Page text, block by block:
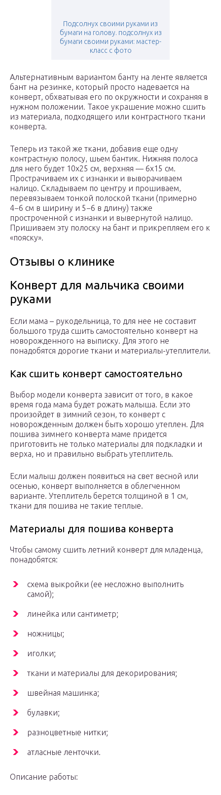
Подсолнух своими руками из
бумаги на голову. подсолнух из
бумаги своими руками: мастер-
класс с фото
Альтернативным вариантом банту на ленте является
бант на резинке, который просто надевается на
конверт, обхватывая его по окружности и сохраняя в
нужном положении. Такое украшение можно сшить
из материала, подходящего или контрастного ткани
конверта.
Теперь из такой же ткани, добавив еще одну
контрастную полосу, шьем бантик. Нижняя полоса
для него будет 10х25 см, верхняя — 6х15 см.
Прострачиваем их с изнанки и выворачиваем
налицо. Складываем по центру и прошиваем,
перевязываем тонкой полоской ткани (примерно
4−6 см в ширину и 5−6 в длину) также
простроченной с изнанки и вывернутой налицо.
Пришиваем эту полоску на бант и прикрепляем его к
«пояску».
Отзывы о клинике
Конверт для мальчика своими
руками
Если мама – рукодельница, то для нее не составит
большого труда сшить самостоятельно конверт на
новорожденного на выписку. Для этого не
понадобятся дорогие ткани и материалы-утеплители.
Как сшить конверт самостоятельно
Выбор модели конверта зависит от того, в какое
время года мама будет рожать малыша. Если это
произойдет в зимний сезон, то конверт с
новорожденным должен быть хорошо утеплен. Для
пошива зимнего конверта маме придется
приготовить не только материалы для подкладки и
верха, но и правильно выбрать утеплитель.
Если малыш должен появиться на свет весной или
осенью, конверт выполняется в облегченном
варианте. Утеплитель берется толщиной в 1 см,
ткани для пошива не такие теплые.
Материалы для пошива конверта
Чтобы самому сшить летний конверт для младенца,
понадобятся:
схема выкройки (ее несложно выполнить
самой);
линейка или сантиметр;
ножницы;
иголки;
ткани и материалы для декорирования;
швейная машинка;
булавки;
разноцветные нитки;
атласные ленточки.
Описание работы: